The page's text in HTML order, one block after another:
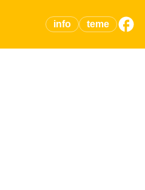
info teme